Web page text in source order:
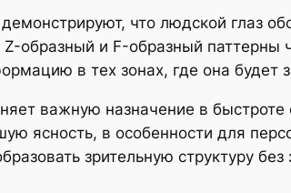
что людской глаз
образный и F-образный паттерны
в тех зонах, где она будет
важную назначение в
ясность, в особенности для
зрительную структуру